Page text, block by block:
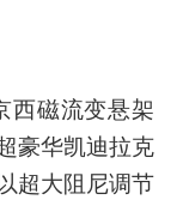
西磁流变悬架
豪华凯迪拉克
超大阻尼调节